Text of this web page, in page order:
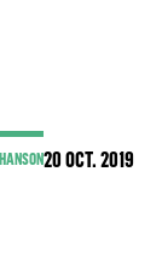
20OCT. 2019